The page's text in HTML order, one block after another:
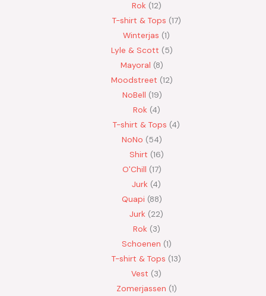
Rok 12
T-shirt & Tops 17
Winterjas 1
Lyle & Scott
5
Mayoral 8
Moodstreet 12
NoBell 19
Rok 4
T-shirt & Tops 4
NoNo
54
Shirt 16
O'Chill 17
Jurk 4
Quapi 88
Jurk 22
Rok 3
Schoenen 1
T-shirt & Tops 13
Vest
3
Zomerjassen 1